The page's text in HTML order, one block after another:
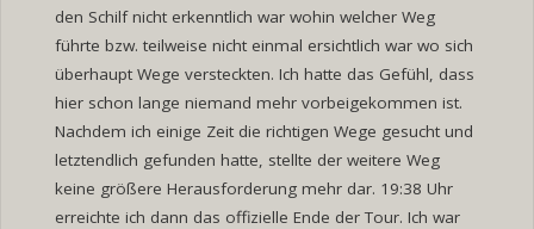
den Schilf nicht erkenntlich war wohin welcher Weg
führte bzw. teilweise nicht einmal ersichtlich war wo sich
überhaupt Wege versteckten. Ich hatte das Gefühl, dass
hier schon lange niemand mehr vorbeigekommen ist.
Nachdem ich einige Zeit die richtigen Wege gesucht und
letztendlich gefunden hatte, stellte der weitere Weg
keine größere Herausforderung mehr dar. 19:38 Uhr
erreichte ich dann das offizielle Ende der Tour. Ich war